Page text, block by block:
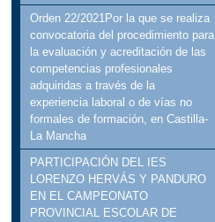
Orden 22/2021Por la que se realiza
convocatoria del procedimiento para
la evaluación y acreditación de las
competencias profesionales
adquiridas a través de la
experiencia laboral o de vías no
formales de formación, en Castilla-
La Mancha
PARTICIPACIÓN DEL IES
LORENZO HERVÁS Y PANDURO
EN EL CAMPEONATO
PROVINCIAL ESCOLAR DE